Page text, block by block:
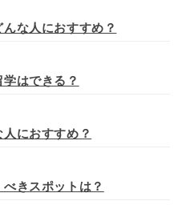
な人におすすめ？
はできる？
におすすめ？
きスポットは？